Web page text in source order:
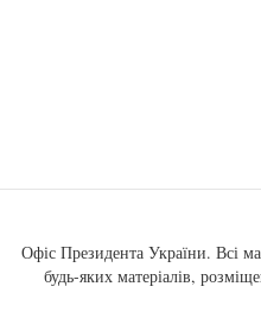
Офіс Президента України. Всі
будь-яких матеріалів,